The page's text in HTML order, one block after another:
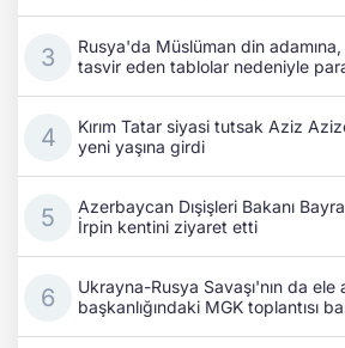
Rusya'da Müslüman din
tasvir eden tablolar nedeniyle
Kırım Tatar siyasi tutsak Aziz
yeni yaşına girdi
Azerbaycan Dışişleri Bakanı
İrpin kentini ziyaret etti
Ukrayna-Rusya Savaşı'nın da ele
başkanlığındaki MGK toplantısı